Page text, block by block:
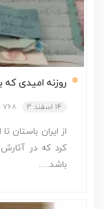
روزنه امیدی
14 اسفند 3 768 بازدید
از ایران باستان
کرد که در
باشد….